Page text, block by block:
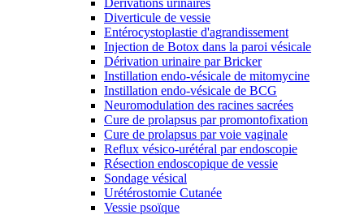
Dérivations urinaires
Diverticule de vessie
Entérocystoplastie d'agrandissement
Injection de Botox dans la paroi vésicale
Dérivation urinaire par Bricker
Instillation endo-vésicale de mitomycine
Instillation endo-vésicale de BCG
Neuromodulation des racines sacrées
Cure de prolapsus par promontofixation
Cure de prolapsus par voie vaginale
Reflux vésico-urétéral par endoscopie
Résection endoscopique de vessie
Sondage vésical
Urétérostomie Cutanée
Vessie psoïque